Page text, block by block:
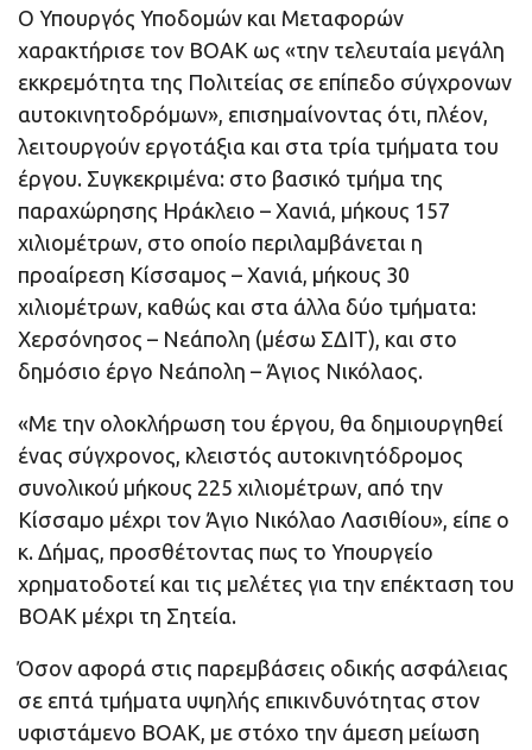
Ο Υπουργός Υποδομών και Μεταφορών
χαρακτήρισε τον ΒΟΑΚ ως «την τελευταία μεγάλη
εκκρεμότητα της Πολιτείας σε επίπεδο σύγχρονων
αυτοκινητοδρόμων», επισημαίνοντας ότι, πλέον,
λειτουργούν εργοτάξια και στα τρία τμήματα του
έργου. Συγκεκριμένα: στο βασικό τμήμα της
παραχώρησης Ηράκλειο – Χανιά, μήκους 157
χιλιομέτρων, στο οποίο περιλαμβάνεται η
προαίρεση Κίσσαμος – Χανιά, μήκους 30
χιλιομέτρων, καθώς και στα άλλα δύο τμήματα:
Χερσόνησος – Νεάπολη (μέσω ΣΔΙΤ), και στο
δημόσιο έργο Νεάπολη – Άγιος Νικόλαος.
«Με την ολοκλήρωση του έργου, θα δημιουργηθεί
ένας σύγχρονος, κλειστός αυτοκινητόδρομος
συνολικού μήκους 225 χιλιομέτρων, από την
Κίσσαμο μέχρι τον Άγιο Νικόλαο Λασιθίου», είπε ο
κ. Δήμας, προσθέτοντας πως το Υπουργείο
χρηματοδοτεί και τις μελέτες για την επέκταση του
ΒΟΑΚ μέχρι τη Σητεία.
Όσον αφορά στις παρεμβάσεις οδικής ασφάλειας
σε επτά τμήματα υψηλής επικινδυνότητας στον
υφιστάμενο ΒΟΑΚ, με στόχο την άμεση μείωση